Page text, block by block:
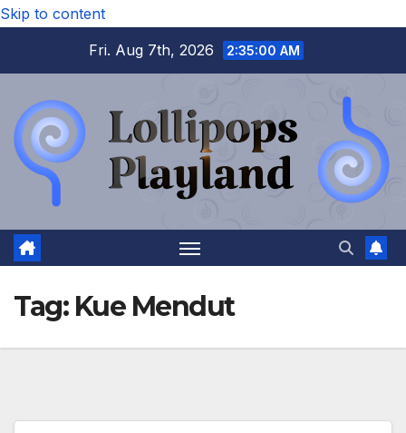
Skip to content
Fri. Aug 7th, 2026
2:35:01 AM
Tag: Kue Mendut